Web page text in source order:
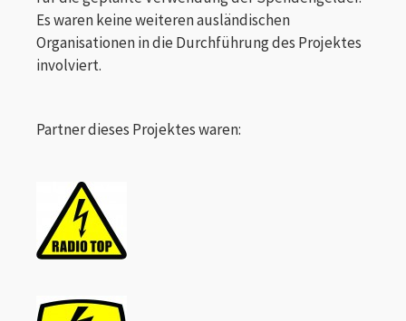
Es waren keine weiteren ausländischen
Organisationen in die Durchführung des Projektes
involviert.
Partner dieses Projektes waren: